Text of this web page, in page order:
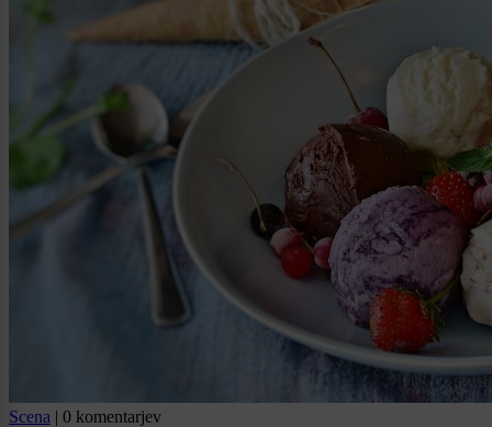
Scena | 0 komentarjev